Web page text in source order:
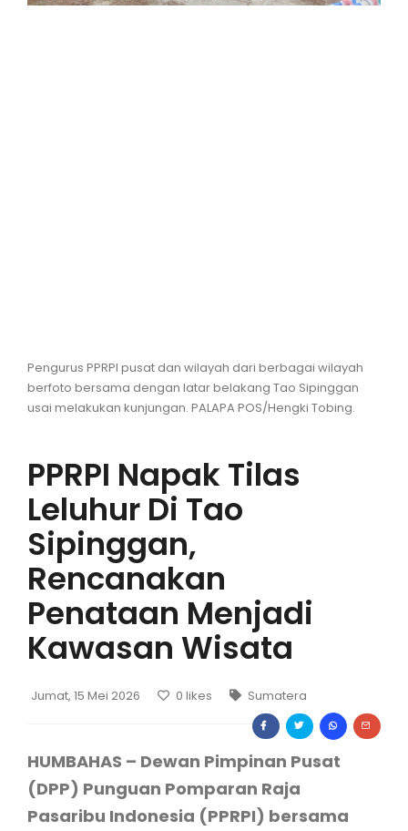
Pengurus PPRPI pusat dan wilayah dari berbagai wilayah
berfoto bersama dengan latar belakang Tao Sipinggan
usai melakukan kunjungan. PALAPA POS/Hengki Tobing.
PPRPI Napak Tilas
Leluhur Di Tao
Sipinggan,
Rencanakan
Penataan Menjadi
Kawasan Wisata
Jumat, 15 Mei 2026 0 likes Sumatera
HUMBAHAS – Dewan Pimpinan Pusat
(DPP) Punguan Pomparan Raja
Pasaribu Indonesia (PPRPI) bersama